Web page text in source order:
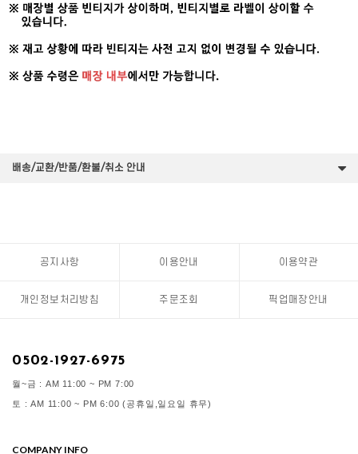
배송/교환/반품/환불/취소 안내
공지사항 이용안내 이용약관
개인정보처리방침 주문조회 픽업매장안내
0502-1927-6975
월~금 : AM 11:00 ~ PM 7:00
토 : AM 11:00 ~ PM 6:00 (공휴일,일요일 휴무)
COMPANY INFO